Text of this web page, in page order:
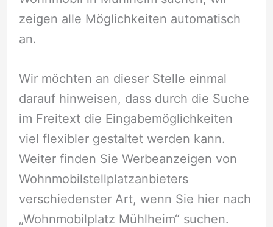
zeigen alle Möglichkeiten automatisch
an.
Wir möchten an dieser Stelle einmal
darauf hinweisen, dass durch die Suche
im Freitext die Eingabemöglichkeiten
viel flexibler gestaltet werden kann.
Weiter finden Sie Werbeanzeigen von
Wohnmobilstellplatzanbieters
verschiedenster Art, wenn Sie hier nach
„Wohnmobilplatz Mühlheim“ suchen.